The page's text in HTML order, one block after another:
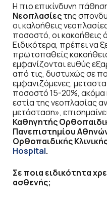
Η πιο επικίνδυνη
Νεοπλασίεςτης
οι καλοήθεις
ποσοστό, οι κακοήθεις
Ειδικότερα, πρέπει να
πρωτοπαθείς
εμφανίζονται ευθύς
από τις, δυστυχώς σε
εμφανιζόμενες,
ποσοστό 15-20%,
εστία της νεοπλασίας
μετάσταση»,
Καθηγητής
Πανεπιστημίου
Ορθοπαιδικής
Hospital.
Σε ποια ειδικότητα
ασθενής;